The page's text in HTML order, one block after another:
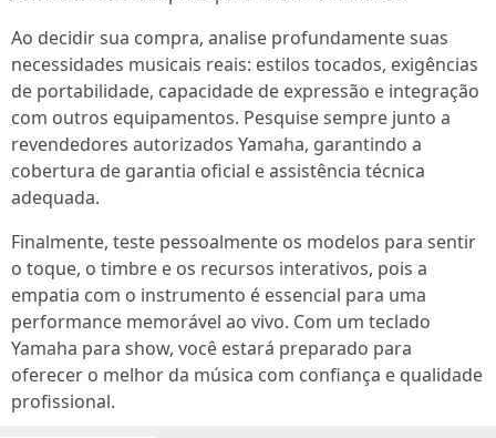
Ao decidir sua compra, analise profundamente suas
necessidades musicais reais: estilos tocados, exigências
de portabilidade, capacidade de expressão e integração
com outros equipamentos. Pesquise sempre junto a
revendedores autorizados Yamaha, garantindo a
cobertura de garantia oficial e assistência técnica
adequada.
Finalmente, teste pessoalmente os modelos para sentir
o toque, o timbre e os recursos interativos, pois a
empatia com o instrumento é essencial para uma
performance memorável ao vivo. Com um teclado
Yamaha para show, você estará preparado para
oferecer o melhor da música com confiança e qualidade
profissional.